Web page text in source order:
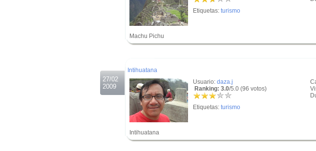
Etiquetas: turismo
Machu Pichu
27/02
2009
Intihuatana
Usuario: daza.j
Ranking: 3.0/5.0 (96 votos)
Etiquetas: turismo
Intihuatana